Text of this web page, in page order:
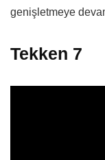
genişletmeye
Tekken 7